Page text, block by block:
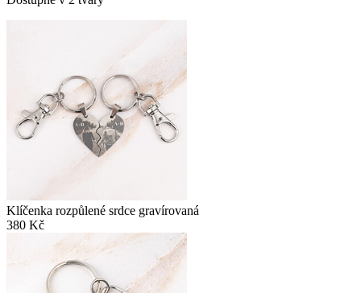
Klíčenka rozpůlené srdce gravírovaná
380 Kč